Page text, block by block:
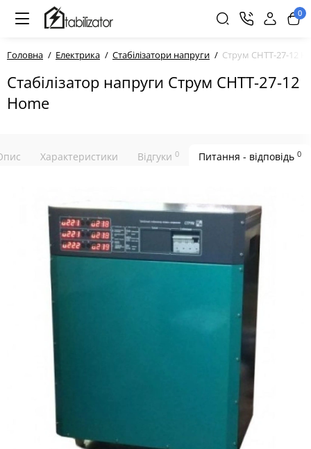
0
Головна Електрика Стабілізатори напруги Струм СНТТ-27-12
Стабілізатор напруги Струм СНТТ-27-12
Home
Характеристики Відгуки 0 Питання - відповідь 0